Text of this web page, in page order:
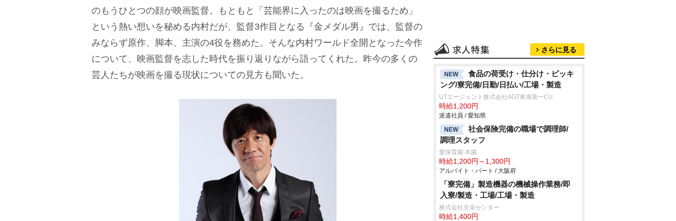
のもうひとつの顔が映画監督。もともと「芸能界に入ったのは映画を撮るため」
という熱い想いを秘める内村だが、監督3作目となる『金メダル男』では、監督の
みならず原作、脚本、主演の4役を務めた。そんな内村ワールド全開となった今作
について、映画監督を志した時代を振り返りながら語ってくれた。昨今の多くの
芸人たちが映画を撮る現状についての見方も聞いた。
さらに見る
NEW
食品の荷受け・仕分け・ピッキ
ング/寮完備/日勤/日払い/工場・製造
UTエージェント株式会社AGT東海第一CU
時給1,200円
派遣社員 / 愛知県
NEW
社会保険完備の職場で調理師/
調理スタッフ
愛保育園 本園
時給1,200円～1,300円
アルバイト・パート / 大阪府
「寮完備」製造機器の機械操作業務/即
入寮/製造・工場/工場・製造
株式会社京栄センター
時給1,400円